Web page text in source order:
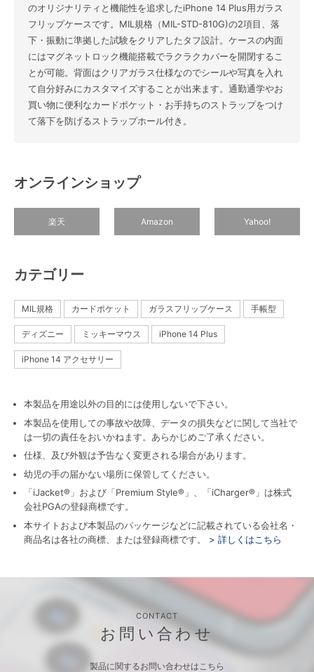
のオリジナリティと機能性を追求したiPhone 14 Plus用ガラス
フリップケースです。MIL規格（MIL-STD-810G)の2項目、落
下・振動に準拠した試験をクリアしたタフ設計。ケースの内面
にはマグネットロック機能搭載でラクラクカバーを開閉するこ
とが可能。背面はクリアガラス仕様なのでシールや写真を入れ
て自分好みにカスタマイズすることが出来ます。通勤通学やお
買い物に便利なカードポケット・お手持ちのストラップをつけ
て落下を防げるストラップホール付き。
オンラインショップ
楽天 Amazon Yahoo!
カテゴリー
MIL規格 カードポケット ガラスフリップケース 手帳型
ディズニー ミッキーマウス iPhone 14 Plus
iPhone 14 アクセサリー
本製品を用途以外の目的には使用しないで下さい。
本製品を使用しての事故や故障、データの損失などに関して当社で
は一切の責任をおいかねます。あらかじめご了承ください。
仕様、及び外観は予告なく変更される場合があります。
幼児の手の届かない場所に保管してください。
「iJacket®」および「Premium Style®」、「iCharger®」は株式
会社PGAの登録商標です。
本サイトおよび本製品のパッケージなどに記載されている会社名・
商品名は各社の商標、または登録商標です。
> 詳しくはこちら
CONTACT
お問い合わせ
製品に関するお問い合わせはこちら